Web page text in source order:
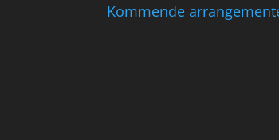
Kommende